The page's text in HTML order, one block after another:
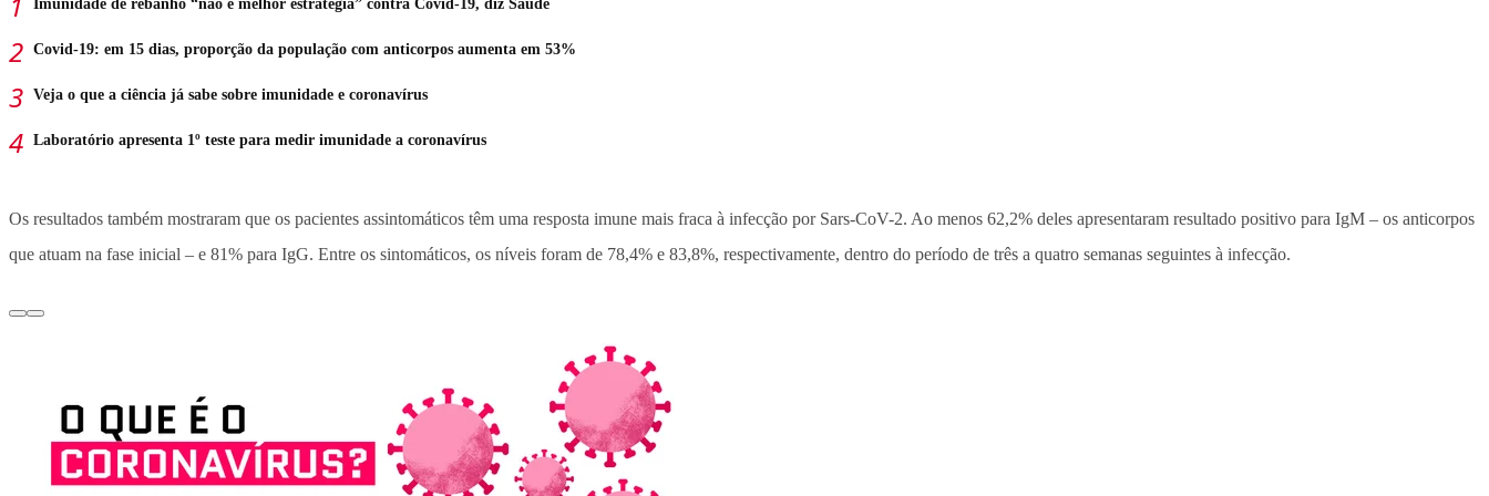
Imunidade de rebanho “não é melhor estratégia” contra Covid-19, diz Saúde
Covid-19: em 15 dias, proporção da população com anticorpos aumenta em 53%
Veja o que a ciência já sabe sobre imunidade e coronavírus
Laboratório apresenta 1º teste para medir imunidade a coronavírus
Os resultados também mostraram que os pacientes assintomáticos têm uma resposta imune mais fraca à infecção por Sars-CoV-2. Ao menos 62,2% deles apresentaram resultado positivo para IgM – os anticorpos
que atuam na fase inicial – e 81% para IgG. Entre os sintomáticos, os níveis foram de 78,4% e 83,8%, respectivamente, dentro do período de três a quatro semanas seguintes à infecção.